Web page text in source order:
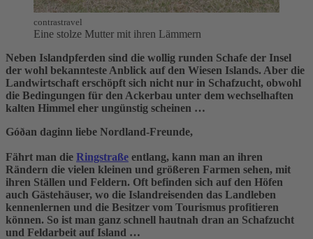
contrastravel
Eine stolze Mutter mit ihren Lämmern
Neben Islandpferden sind die wollig runden Schafe der Insel
der wohl bekannteste Anblick auf den Wiesen Islands. Aber die
Landwirtschaft erschöpft sich nicht nur in Schafzucht, obwohl
die Bedingungen für den Ackerbau unter dem wechselhaften
kalten Himmel eher ungünstig scheinen …
Góðan daginn liebe Nordland-Freunde,
Fährt man die Ringstraße entlang, kann man an ihren
Rändern die vielen kleinen und größeren Farmen sehen, mit
ihren Ställen und Feldern. Oft befinden sich auf den Höfen
auch Gästehäuser, wo die Islandreisenden das Landleben
kennenlernen und die Besitzer vom Tourismus profitieren
können. So ist man ganz schnell hautnah dran an Schafzucht
und Feldarbeit auf Island …